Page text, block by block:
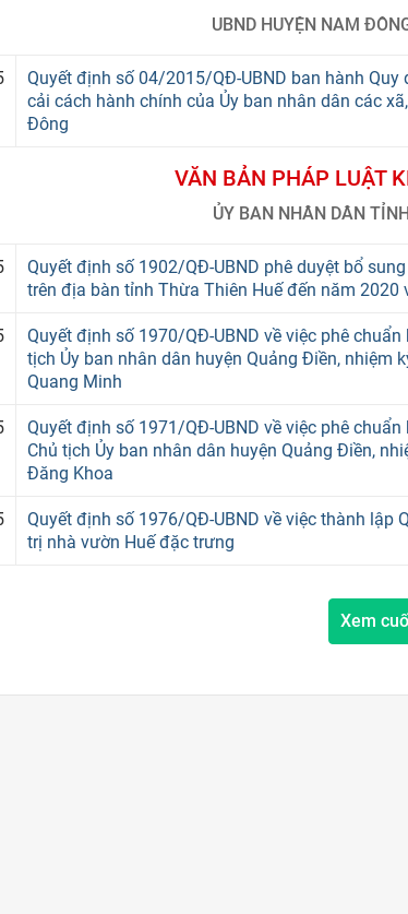
UBND HUYỆN NAM
Quyết định số 04/2015/QĐ-UBND ban hành
cải cách hành chính của Ủy ban nhân dân các
Đông
VĂN BẢN PHÁP LUẬT
ỦY BAN NHÂN DÂN
Quyết định số 1902/QĐ-UBND phê duyệt bổ
trên địa bàn tỉnh Thừa Thiên Huế đến năm
Quyết định số 1970/QĐ-UBND về việc phê
tịch Ủy ban nhân dân huyện Quảng Điền, nhiệm
Quang Minh
Quyết định số 1971/QĐ-UBND về việc phê
Chủ tịch Ủy ban nhân dân huyện Quảng Điền,
Đăng Khoa
Quyết định số 1976/QĐ-UBND về việc thành lập
trị nhà vườn Huế đặc trưng
Xem